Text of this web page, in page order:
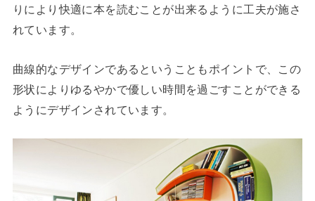
りにより快適に本を読むことが出来るように工夫が施さ
れています。
曲線的なデザインであるということもポイントで、この
形状によりゆるやかで優しい時間を過ごすことができる
ようにデザインされています。